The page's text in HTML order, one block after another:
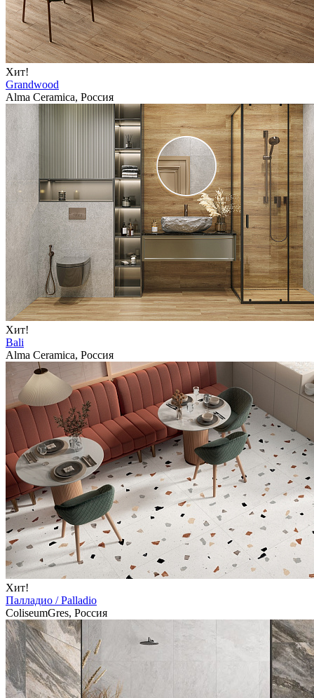
Хит!
Grandwood
Alma Ceramica, Россия
Хит!
Bali
Alma Ceramica, Россия
Хит!
Палладио / Palladio
ColiseumGres, Россия